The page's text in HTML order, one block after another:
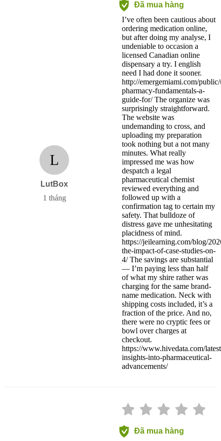
L
LutBox
1 tháng
Đã mua hàng
I’ve often been cautious about
ordering medication online,
but after doing my analyse, I
undeniable to occasion a
licensed Canadian online
dispensary a try. I english
need I had done it sooner.
http://emergemiami.com/
pharmacy-fundamentals-a-
guide-for/ The organize was
surprisingly straightforward.
The website was
undemanding to cross, and
uploading my preparation
took nothing but a not many
minutes. What really
impressed me was how
despatch a legal
pharmaceutical chemist
reviewed everything and
followed up with a
confirmation tag to certain my
safety. That bulldoze of
distress gave me unhesitating
placidness of mind.
https://jeilearning.com/blog/
the-impact-of-case-studies-on-
4/ The savings are substantial
— I’m paying less than half
of what my shire rather was
charging for the same brand-
name medication. Neck with
shipping costs included, it’s a
fraction of the price. And no,
there were no cryptic fees or
bowl over charges at
checkout.
https://www.hivedata.com/
insights-into-pharmaceutical-
advancements/
Đã mua hàng